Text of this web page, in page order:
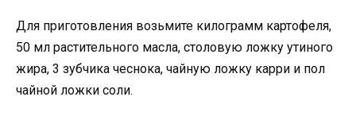
Для приготовления возьмите килограмм картофеля,
50 мл растительного масла, столовую ложку утиного
жира, 3 зубчика чеснока, чайную ложку карри и пол
чайной ложки соли.